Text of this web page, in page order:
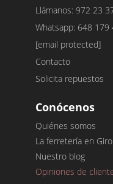
Llámanos: 972 23
Whatsapp: 648 179
[email protected]
Contacto
Solicita repuestos
Conócenos
Quiénes somos
La ferretería en
Nuestro blog
Opiniones de